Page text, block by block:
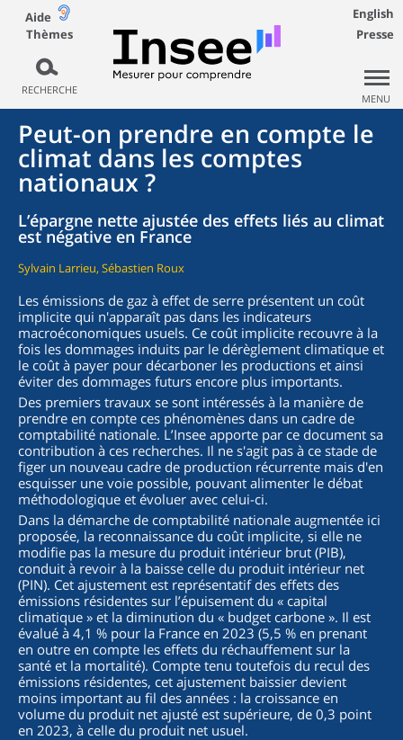
Aide
Thèmes
RECHERCHE
English
Presse
MENU
Peut-on prendre en compte le
climat dans les comptes
nationaux ?
L’épargne nette ajustée des effets liés au climat
est négative en France
Sylvain Larrieu, Sébastien Roux
Les émissions de gaz à effet de serre présentent un coût
implicite qui n'apparaît pas dans les indicateurs
macroéconomiques usuels. Ce coût implicite recouvre à la
fois les dommages induits par le dérèglement climatique et
le coût à payer pour décarboner les productions et ainsi
éviter des dommages futurs encore plus importants.
Des premiers travaux se sont intéressés à la manière de
prendre en compte ces phénomènes dans un cadre de
comptabilité nationale. L’Insee apporte par ce document sa
contribution à ces recherches. Il ne s'agit pas à ce stade de
figer un nouveau cadre de production récurrente mais d'en
esquisser une voie possible, pouvant alimenter le débat
méthodologique et évoluer avec celui-ci.
Dans la démarche de comptabilité nationale augmentée ici
proposée, la reconnaissance du coût implicite, si elle ne
modifie pas la mesure du produit intérieur brut (PIB),
conduit à revoir à la baisse celle du produit intérieur net
(PIN). Cet ajustement est représentatif des effets des
émissions résidentes sur l’épuisement du « capital
climatique » et la diminution du « budget carbone ». Il est
évalué à 4,1 % pour la France en 2023 (5,5 % en prenant
en outre en compte les effets du réchauffement sur la
santé et la mortalité). Compte tenu toutefois du recul des
émissions résidentes, cet ajustement baissier devient
moins important au fil des années : la croissance en
volume du produit net ajusté est supérieure, de 0,3 point
en 2023, à celle du produit net usuel.